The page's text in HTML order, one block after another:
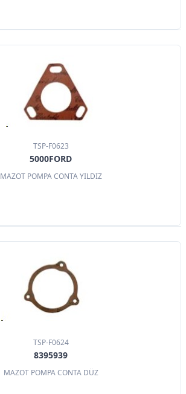
TSP-F0623
5000FORD
MAZOT POMPA CONTA YILDIZ
TSP-F0624
8395939
MAZOT POMPA CONTA DÜZ